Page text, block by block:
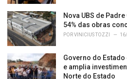
Nova UBS de
54% das obras
PORVINICIUS TOZZI
Governo do
e amplia
Norte do Estado